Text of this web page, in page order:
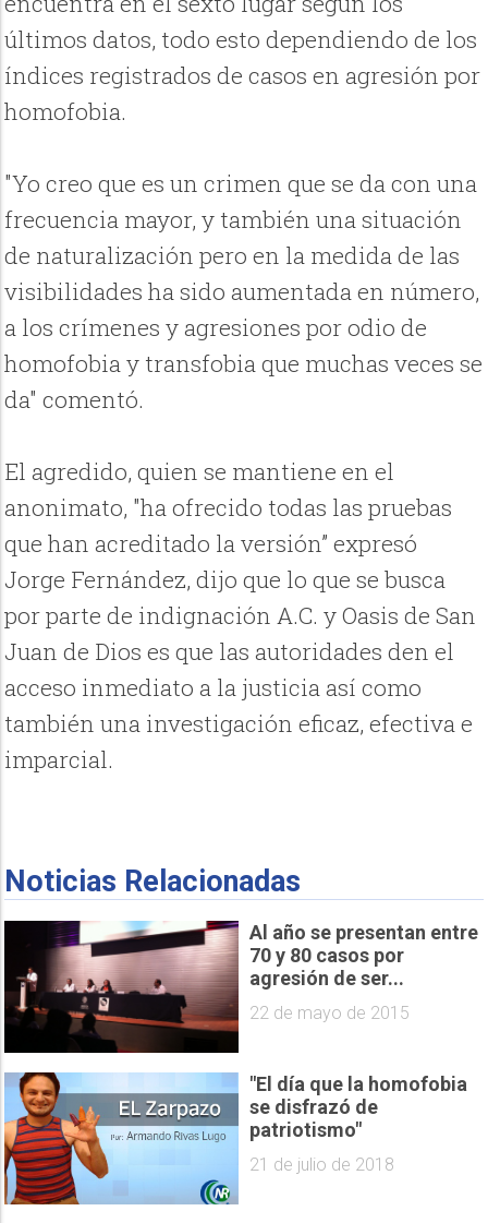
últimos datos, todo esto dependiendo de los
índices registrados de casos en agresión por
homofobia.
"Yo creo que es un crimen que se da con una
frecuencia mayor, y también una situación
de naturalización pero en la medida de las
visibilidades ha sido aumentada en número,
a los crímenes y agresiones por odio de
homofobia y transfobia que muchas veces se
da" comentó.
El agredido, quien se mantiene en el
anonimato, "ha ofrecido todas las pruebas
que han acreditado la versión” expresó
Jorge Fernández, dijo que lo que se busca
por parte de indignación A.C. y Oasis de San
Juan de Dios es que las autoridades den el
acceso inmediato a la justicia así como
también una investigación eficaz, efectiva e
imparcial.
Noticias Relacionadas
Al año se presentan entre
70 y 80 casos por
agresión de ser...
22 de mayo de 2015
"El día que la homofobia
se disfrazó de
patriotismo"
21 de julio de 2018